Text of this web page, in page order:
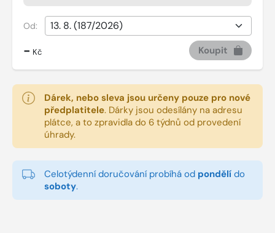
Od:
- Kč Koupit
Dárek, nebo sleva jsou určeny pouze pro nové
předplatitele. Dárky jsou odesílány na adresu
plátce, a to zpravidla do 6 týdnů od provedení
úhrady.
Celotýdenní doručování probíhá od pondělí do
soboty.